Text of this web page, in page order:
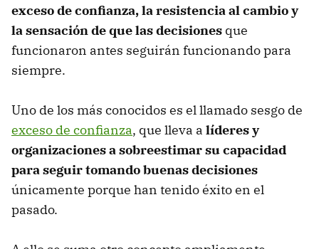
exceso de confianza, la resistencia al cambio y
la sensación de que las decisiones que
funcionaron antes seguirán funcionando para
siempre.
Uno de los más conocidos es el llamado sesgo de
exceso de confianza, que lleva a líderes y
organizaciones a sobreestimar su capacidad
para seguir tomando buenas decisiones
únicamente porque han tenido éxito en el
pasado.